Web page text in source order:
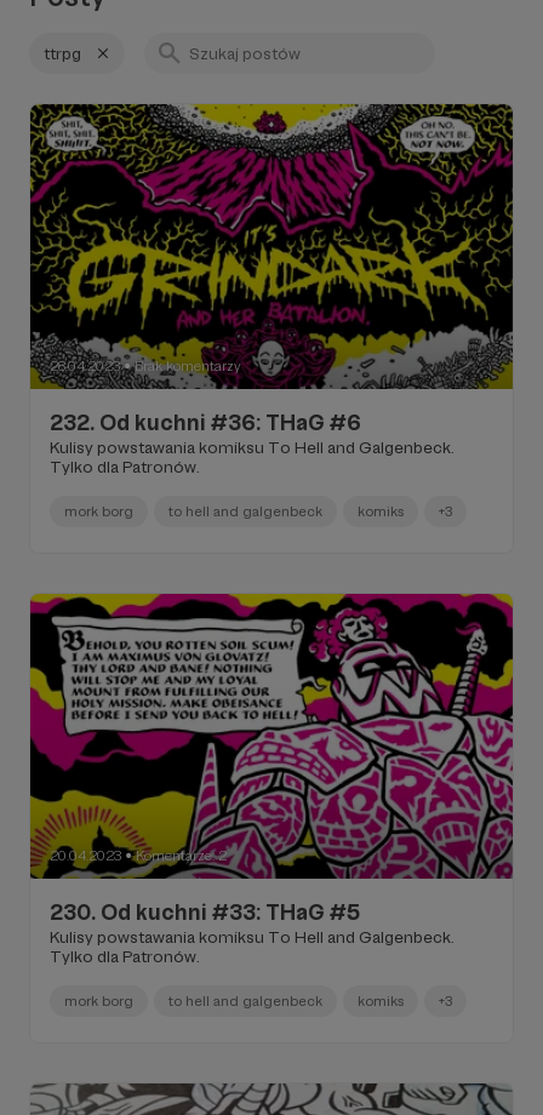
ttrpg
28.04.2023 ● Brak komentarzy
232. Od kuchni #36: THaG #6
Kulisy powstawania komiksu To Hell and Galgenbeck.
Tylko dla Patronów.
mork borg to hell and galgenbeck komiks +3
20.04.2023 ● Komentarze: 2
230. Od kuchni #33: THaG #5
Kulisy powstawania komiksu To Hell and Galgenbeck.
Tylko dla Patronów.
mork borg to hell and galgenbeck komiks +3